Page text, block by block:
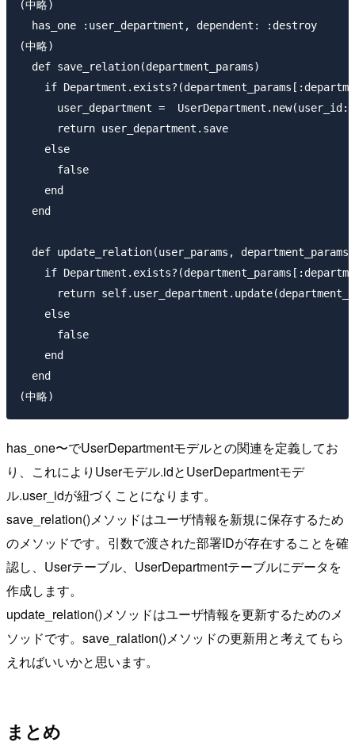
(中略)
  has_one :user_department, dependent: :destroy
(中略)
  def save_relation(department_params)
if
user_department =
      return user_department.save
    else
      false
    end
  end
  def update_relation(user_params, department_params)
if
return
    else
      false
    end
  end
has_one〜でUserDepartmentモデルとの関連を定義してお
り、これによりUserモデル.idとUserDepartmentモデ
ル.user_idが紐づくことになります。
save_relation()メソッドはユーザ情報を新規に保存するため
のメソッドです。引数で渡された部署IDが存在することを確
認し、Userテーブル、UserDepartmentテーブルにデータを
作成します。
update_relation()メソッドはユーザ情報を更新するためのメ
ソッドです。save_ralation()メソッドの更新用と考えてもら
えればいいかと思います。
まとめ